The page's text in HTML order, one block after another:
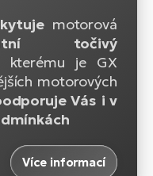
motorová
točivý
kterému je GX
motorových
Vás i v
Více informací